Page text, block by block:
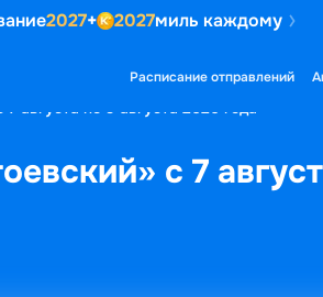
2027+ 2027миль каждому
Расписание отправлений
августа по 9 августа 2026 года
с 7